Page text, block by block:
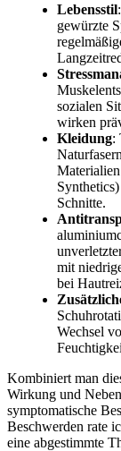
Lebensstil
gewürzte
sozialen
wirken
Kleidung:
Schnitte.
mit
⁢bei
Wechsel
Kombiniert man
Wirkung ⁢und
symptomatische
Beschwerden rate
eine abgestimmte